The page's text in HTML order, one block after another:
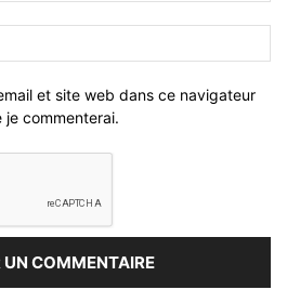
et site web dans ce navigateur
je commenterai.